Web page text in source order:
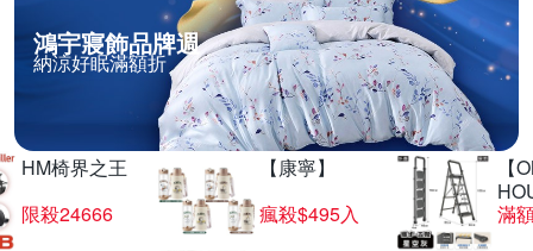
鴻宇寢飾品牌週
納涼好眠滿額折
HM椅界之王
限殺24666
【康寧】
瘋殺$495入
【
滿